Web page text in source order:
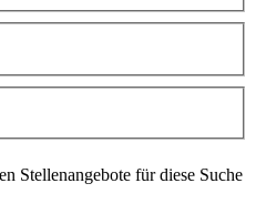
Stellenangebote für diese Suche